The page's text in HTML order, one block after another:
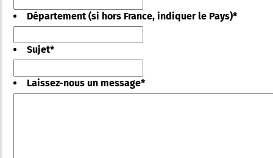
Département (si hors France, indiquer le Pays)*
Sujet*
Laissez-nous un message*